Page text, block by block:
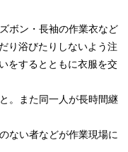
ボン・長袖の作業衣など
り浴びたりしないよう注
をするとともに衣服を交
。また同一人が長時間継
ない者などが作業現場に